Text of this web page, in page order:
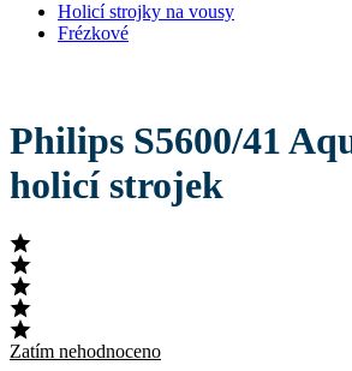
Holicí strojky na vousy
Frézkové
Philips S5600/41
holicí strojek
Zatím nehodnoceno